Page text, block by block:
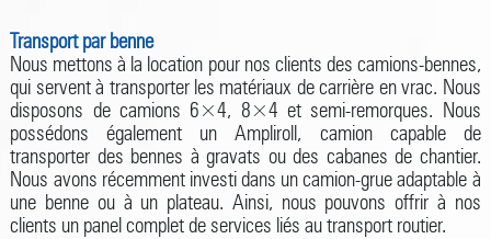
Transport par benne
Nous mettons à la location pour nos clients des camions-bennes,
qui servent à transporter les matériaux de carrière en vrac. Nous
disposons de camions 6×4, 8×4 et semi-remorques. Nous
possédons également un Ampliroll, camion capable de
transporter des bennes à gravats ou des cabanes de chantier.
Nous avons récemment investi dans un camion-grue adaptable à
une benne ou à un plateau. Ainsi, nous pouvons offrir à nos
clients un panel complet de services liés au transport routier.